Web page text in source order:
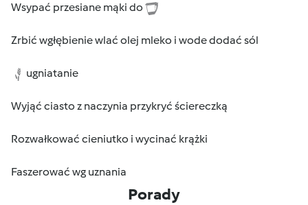
Wsypać przesiane mąki do
Zrbić wgłębienie wlać olej mleko i wode dodać sól
ugniatanie
Wyjąć ciasto z naczynia przykryć ściereczką
Rozwałkować cieniutko i wycinać krążki
Faszerować wg uznania
Porady